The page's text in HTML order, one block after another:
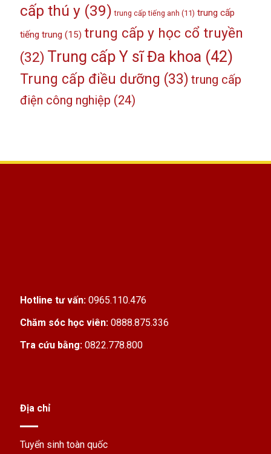
cấp thú y(39) trung cấp tiếng anh (11) trung cấp
tiếng trung (15) trung cấp y học cổ truyền
(32) Trung cấp Y sĩ Đa khoa (42)
Trung cấp điều dưỡng (33) trung cấp
điện công nghiệp (24)
Hotline tư vấn: 0965.110.476
Chăm sóc học viên: 0888.875.336
Tra cứu bằng: 0822.778.800
Địa chỉ
Tuyển sinh toàn quốc